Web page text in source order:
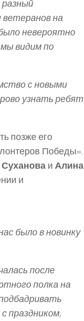
на
невероятно
видим по
с новыми
узнать ребят
позже его
Победы».
и Алина
и
было в новинку
после
полка на
праздником,